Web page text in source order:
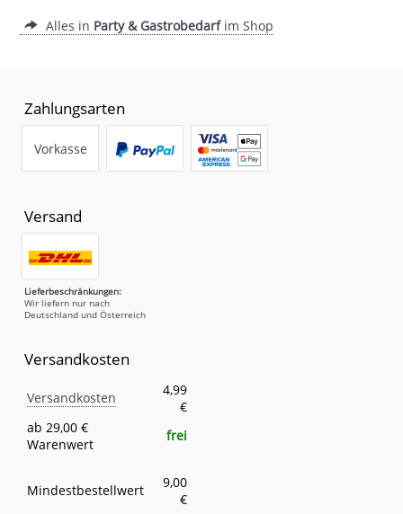
Alles in Party & Gastrobedarfim Shop
Zahlungsarten
Vorkasse
Versand
Lieferbeschränkungen:
Wir liefern nur nach
Deutschland und Österreich
Versandkosten
Versandkosten
4,99
€
ab 29,00 €
Warenwert
frei
Mindestbestellwert
9,00
€